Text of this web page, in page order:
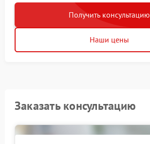
Получить консультацию
Наши цены
Заказать консультацию